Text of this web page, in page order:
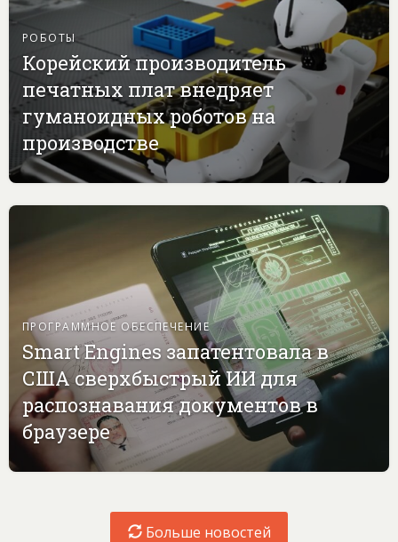
РОБОТЫ
Корейский производитель
печатных плат внедряет
гуманоидных роботов на
производстве
ПРОГРАММНОЕ ОБЕСПЕЧЕНИЕ
Smart Engines запатентовала в
США сверхбыстрый ИИ для
распознавания документов в
браузере
Больше новостей